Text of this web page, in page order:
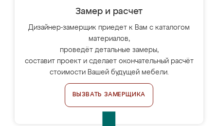
Замер и расчет
Дизайнер-замерщик приедет к Вам с каталогом
материалов,
проведёт детальные замеры,
составит проект и сделает окончательный расчёт
стоимости Вашей будущей мебели.
ВЫЗВАТЬ ЗАМЕРЩИКА